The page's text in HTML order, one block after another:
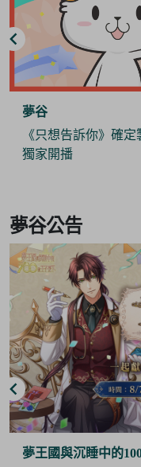
夢谷
《只想告訴你》確
獨家開播
of
6
夢谷公告
夢王國與沉睡中的